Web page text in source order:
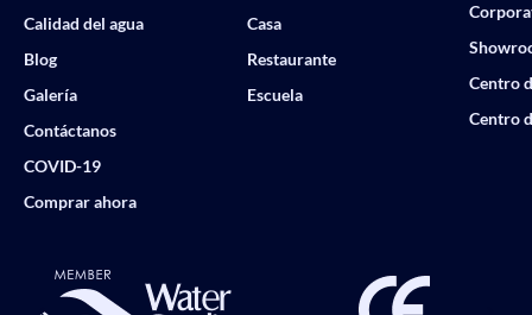
Calidad del agua
Blog
Galería
Contáctanos
COVID-19
Comprar ahora
Casa
Restaurante
Escuela
Centro
Centro